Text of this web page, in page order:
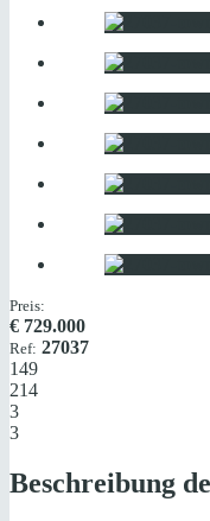
Preis:
€ 729.000
Ref: 27037
149
214
3
3
Beschreibung